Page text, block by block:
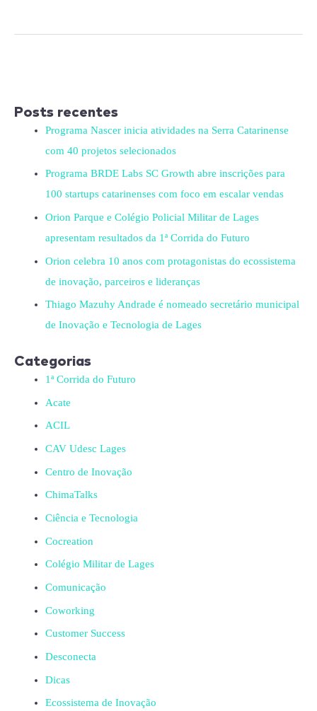
Posts recentes
Programa Nascer inicia atividades na Serra Catarinense
com 40 projetos selecionados
Programa BRDE Labs SC Growth abre inscrições para
100 startups catarinenses com foco em escalar vendas
Orion Parque e Colégio Policial Militar de Lages
apresentam resultados da 1ª Corrida do Futuro
Orion celebra 10 anos com protagonistas do ecossistema
de inovação, parceiros e lideranças
Thiago Mazuhy Andrade é nomeado secretário municipal
de Inovação e Tecnologia de Lages
Categorias
1ª Corrida do Futuro
Acate
ACIL
CAV Udesc Lages
Centro de Inovação
ChimaTalks
Ciência e Tecnologia
Cocreation
Colégio Militar de Lages
Comunicação
Coworking
Customer Success
Desconecta
Dicas
Ecossistema de Inovação